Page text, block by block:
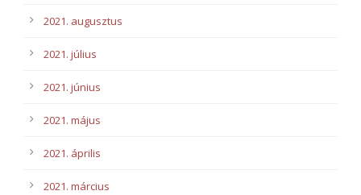
2021. augusztus
2021. július
2021. június
2021. május
2021. április
2021. március